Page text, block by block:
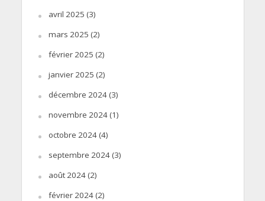
avril 2025 (3)
mars 2025 (2)
février 2025 (2)
janvier 2025 (2)
décembre 2024(3)
novembre 2024(1)
octobre 2024(4)
septembre 2024(3)
août 2024(2)
février 2024(2)